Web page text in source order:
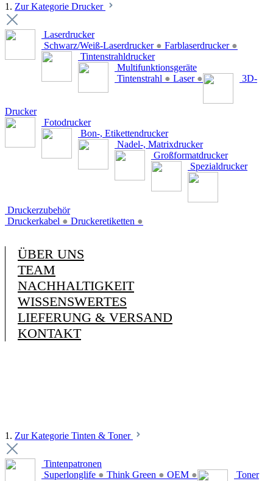
1. Zur Kategorie Drucker
Laserdrucker
Schwarz/Weiß-Laserdrucker ● Farblaserdrucker ●
Tintenstrahldrucker
Multifunktionsgeräte
Tintenstrahl ● Laser ● 3D-
Drucker
Fotodrucker
Bon-, Etikettendrucker
Nadel-, Matrixdrucker
Großformatdrucker
Spezialdrucker
Druckerzubehör
Druckerkabel ● Druckeretiketten ●
ÜBER UNS
TEAM
NACHHALTIGKEIT
WISSENSWERTES
LIEFERUNG & VERSAND
KONTAKT
1. Zur Kategorie Tinten & Toner
Tintenpatronen
Superlonglife ● Think Green ● OEM ● Toner